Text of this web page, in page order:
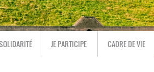
JE PARTICIPE CADRE DE VIE